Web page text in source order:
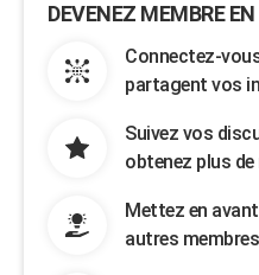
DEVENEZ MEMBRE
Connectez-
partagent vos
Suivez vos
obtenez plus
Mettez en
autres membres